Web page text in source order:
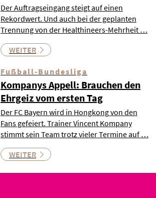
Der Auftragseingang steigt auf einen
Rekordwert. Und auch bei der geplanten
Trennung von der Healthineers-Mehrheit …
WEITER
Fußball-Bundesliga
Kompanys Appell: Brauchen den
Ehrgeiz vom ersten Tag
Der FC Bayern wird in Hongkong von den
Fans gefeiert. Trainer Vincent Kompany
stimmt sein Team trotz vieler Termine auf …
WEITER